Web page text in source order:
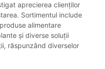
aprecierea clienților
Sortimentul include
alimentare
și diverse soluții
răspunzând diverselor